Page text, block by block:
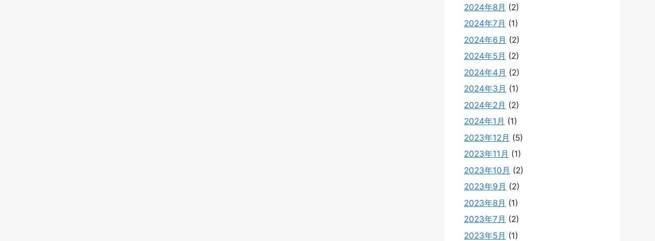
2024年8月 (2)
2024年7月 (1)
2024年6月 (2)
2024年5月 (2)
2024年4月 (2)
2024年3月 (1)
2024年2月 (2)
2024年1月 (1)
2023年12月 (5)
2023年11月 (1)
2023年10月 (2)
2023年9月 (2)
2023年8月 (1)
2023年7月 (2)
2023年5月 (1)